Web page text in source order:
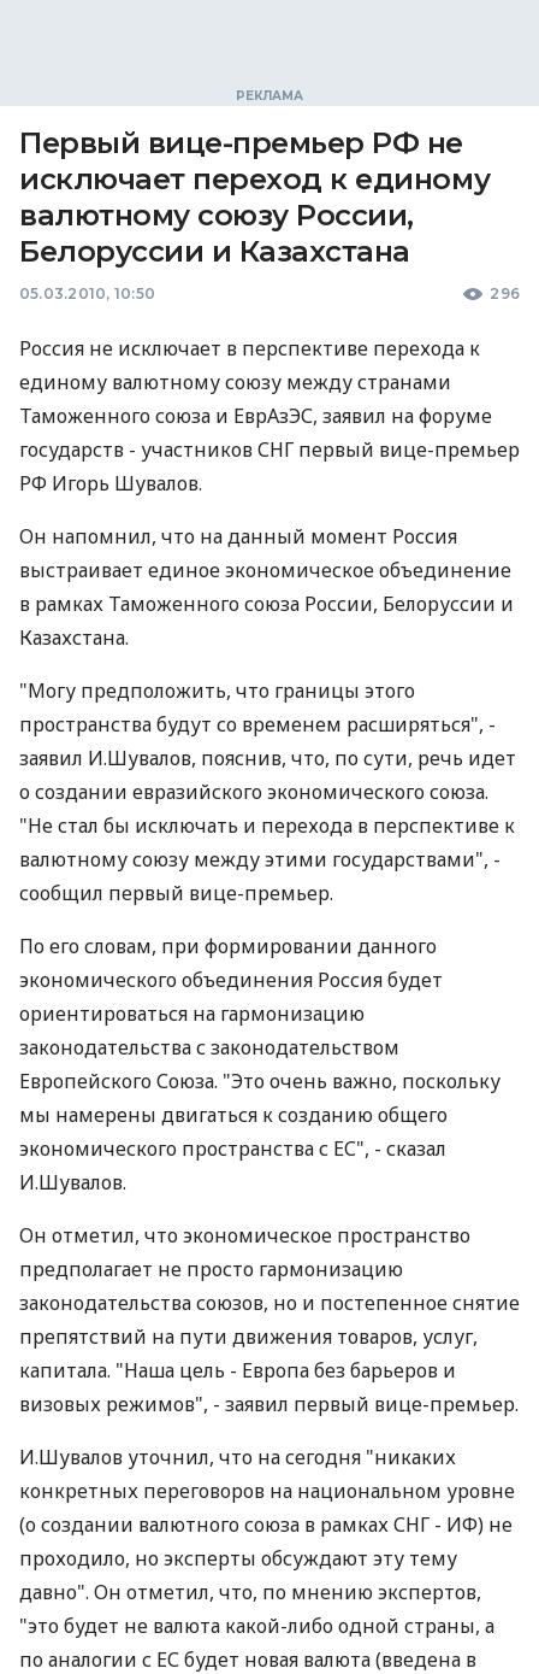
Первый вице-премьер РФ не
исключает переход к единому
валютному союзу России,
Белоруссии и Казахстана
05.03.2010, 10:50 296
Россия не исключает в перспективе перехода к
единому валютному союзу между странами
Таможенного союза и ЕврАзЭС, заявил на форуме
государств - участников СНГ первый вице-премьер
РФ Игорь Шувалов.
Он напомнил, что на данный момент Россия
выстраивает единое экономическое объединение
в рамках Таможенного союза России, Белоруссии и
Казахстана.
"Могу предположить, что границы этого
пространства будут со временем расширяться", -
заявил И.Шувалов, пояснив, что, по сути, речь идет
о создании евразийского экономического союза.
"Не стал бы исключать и перехода в перспективе к
валютному союзу между этими государствами", -
сообщил первый вице-премьер.
По его словам, при формировании данного
экономического объединения Россия будет
ориентироваться на гармонизацию
законодательства с законодательством
Европейского Союза. "Это очень важно, поскольку
мы намерены двигаться к созданию общего
экономического пространства с ЕС", - сказал
И.Шувалов.
Он отметил, что экономическое пространство
предполагает не просто гармонизацию
законодательства союзов, но и постепенное снятие
препятствий на пути движения товаров, услуг,
капитала. "Наша цель - Европа без барьеров и
визовых режимов", - заявил первый вице-премьер.
И.Шувалов уточнил, что на сегодня "никаких
конкретных переговоров на национальном уровне
(о создании валютного союза в рамках СНГ - ИФ) не
проходило, но эксперты обсуждают эту тему
давно". Он отметил, что, по мнению экспертов,
"это будет не валюта какой-либо одной страны, а
по аналогии с ЕС будет новая валюта (введена в